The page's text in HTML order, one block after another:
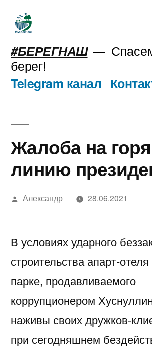
Перейти
содержимому
#БЕРЕГНАШ
берег!
Telegram канал
Жалоба на
линию
Написано
Александр 28.06.2021
В условиях ударного
строительства апарт-
парке, продавливаемого
коррупционером
наживы своих дружков-
при сегодняшнем